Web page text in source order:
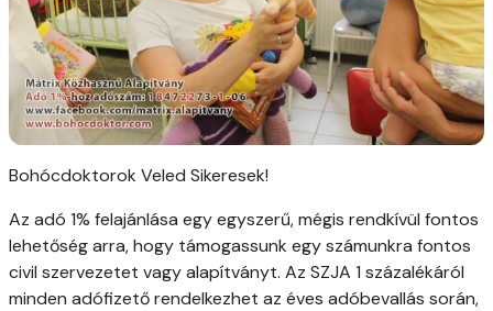
Bohócdoktorok Veled Sikeresek!
Az adó 1% felajánlása egy egyszerű, mégis rendkívül fontos
lehetőség arra, hogy támogassunk egy számunkra fontos
civil szervezetet vagy alapítványt. Az SZJA 1 százalékáról
minden adófizető rendelkezhet az éves adóbevallás során,